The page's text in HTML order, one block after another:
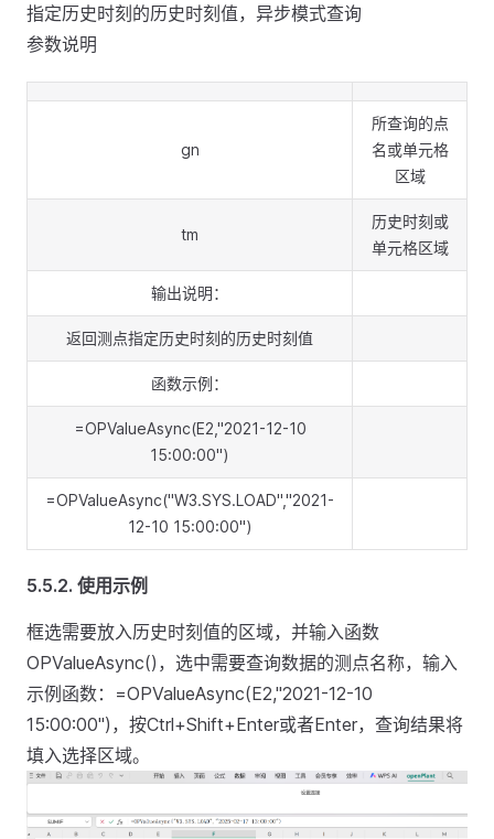
指定历史时刻的历史时刻值，异步模式查询
参数说明
gn
所查询的点
名或单元格
区域
tm
历史时刻或
单元格区域
输出说明：
返回测点指定历史时刻的历史时刻值
函数示例：
=OPValueAsync(E2,"2021-12-10
15:00:00")
=OPValueAsync("W3.SYS.LOAD","2021-
12-10 15:00:00")
5.5.2. 使用示例
框选需要放入历史时刻值的区域，并输入函数
OPValueAsync()，选中需要查询数据的测点名称，输入
示例函数：=OPValueAsync(E2,"2021-12-10
15:00:00")，按Ctrl+Shift+Enter或者Enter，查询结果将
填入选择区域。